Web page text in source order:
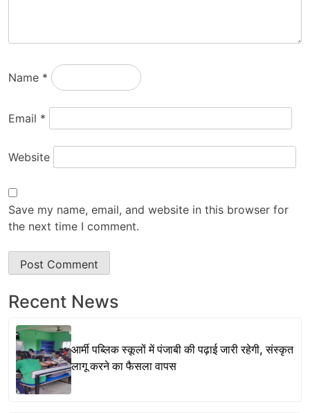
Name *
Email *
Website
Save my name, email, and website in this browser for
the next time I comment.
Recent News
आर्मी पब्लिक स्कूलों में पंजाबी की पढ़ाई जारी रहेगी, संस्कृत
लागू करने का फैसला वापस